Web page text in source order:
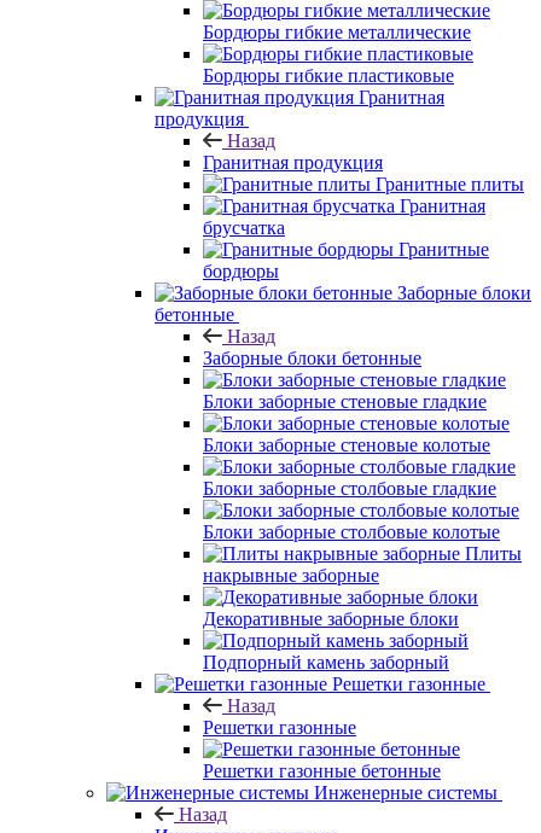
Бордюры гибкие металлические
Бордюры гибкие пластиковые
Гранитная
продукция
Назад
Гранитная продукция
Гранитные плиты
Гранитная
брусчатка
Гранитные
бордюры
Заборные блоки
бетонные
Назад
Заборные блоки бетонные
Блоки заборные стеновые гладкие
Блоки заборные стеновые колотые
Блоки заборные столбовые гладкие
Блоки заборные столбовые колотые
Плиты
накрывные заборные
Декоративные заборные блоки
Подпорный камень заборный
Решетки газонные
Назад
Решетки газонные
Решетки газонные бетонные
Инженерные системы
Назад